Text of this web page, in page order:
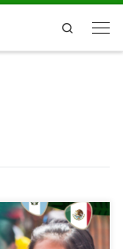
Search